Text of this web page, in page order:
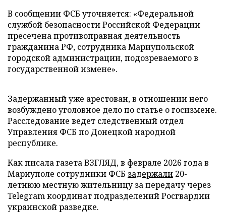
В сообщении ФСБ уточняется: «Федеральной
службой безопасности Российской Федерации
пресечена противоправная деятельность
гражданина РФ, сотрудника Мариупольской
городской администрации, подозреваемого в
государственной измене».
Задержанный уже арестован, в отношении него
возбуждено уголовное дело по статье о госизмене.
Расследование ведет следственный отдел
Управления ФСБ по Донецкой народной
республике.
Как писала газета ВЗГЛЯД, в феврале 2026 года в
Мариуполе сотрудники ФСБ задержали 20-
летнюю местную жительницу за передачу через
Telegram координат подразделений Росгвардии
украинской разведке.